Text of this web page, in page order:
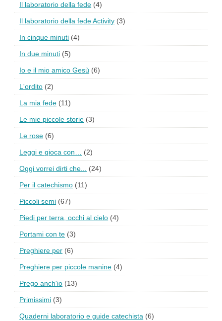
Il laboratorio della fede (4)
Il laboratorio della fede Activity (3)
In cinque minuti (4)
In due minuti (5)
Io e il mio amico Gesù (6)
L'ordito (2)
La mia fede (11)
Le mie piccole storie (3)
Le rose (6)
Leggi e gioca con… (2)
Oggi vorrei dirti che... (24)
Per il catechismo (11)
Piccoli semi (67)
Piedi per terra, occhi al cielo (4)
Portami con te (3)
Preghiere per (6)
Preghiere per piccole manine (4)
Prego anch'io (13)
Primissimi (3)
Quaderni laboratorio e guide catechista (6)